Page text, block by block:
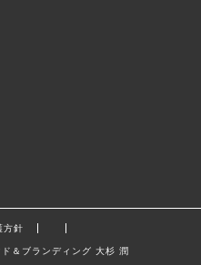
方針
＆ブランディング 大杉 潤